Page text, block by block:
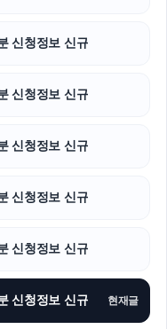
신청정보 신규
신청정보 신규
신청정보 신규
신청정보 신규
신청정보 신규
신청정보 신규 현재글